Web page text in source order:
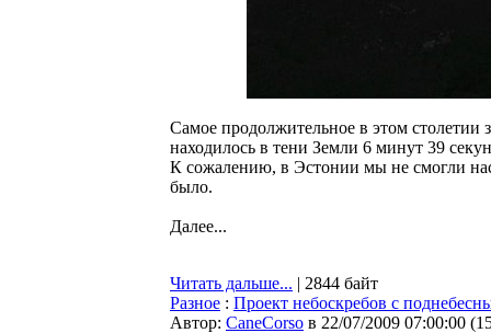
Самое продолжительное в этом
находилось в тени Земли 6 минут 39
К сожалению, в Эстонии мы не смогли
было.
Далее...
Читать дальше... | 2844 байт
Разное : Проект небоскребов с
Автор: CaneCorso в 22/07/2009 07:00:00 (